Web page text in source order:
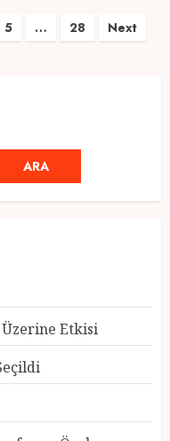
5 … 28 Next
ARA
Etkisi
En Güzel Kedileri